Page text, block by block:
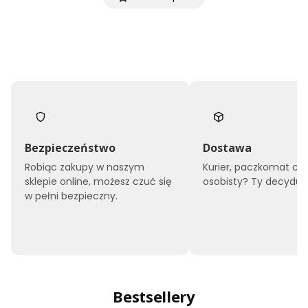
Bezpieczeństwo
Robiąc zakupy w naszym
sklepie online, możesz czuć się
w pełni bezpieczny.
Dostawa
Kurier, paczkomat
osobisty? Ty
Bestsellery